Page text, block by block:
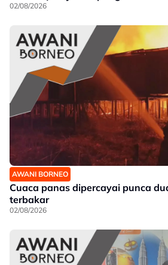
02/08/2026
AWANI BORNEO
Cuaca panas dipercayai punca
terbakar
02/08/2026